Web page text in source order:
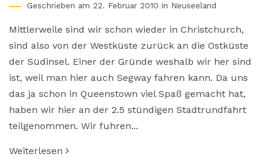
Geschrieben am 22. Februar 2010 in Neuseeland
Mittlerweile sind wir schon wieder in Christchurch,
sind also von der Westküste zurück an die Ostküste
der Südinsel. Einer der Gründe weshalb wir her sind
ist, weil man hier auch Segway fahren kann. Da uns
das ja schon in Queenstown viel Spaß gemacht hat,
haben wir hier an der 2.5 stündigen Stadtrundfahrt
teilgenommen. Wir fuhren...
Weiterlesen